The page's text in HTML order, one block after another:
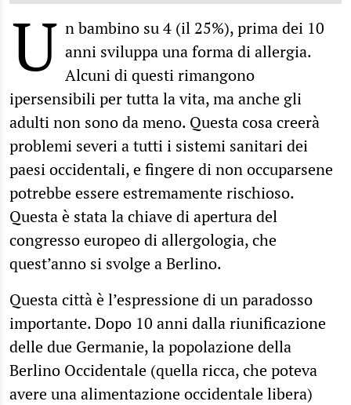
U n bambino su 4 (il 25%), prima dei 10
anni sviluppa una forma di allergia.
Alcuni di questi rimangono
ipersensibili per tutta la vita, ma anche gli
adulti non sono da meno. Questa cosa creerà
problemi severi a tutti i sistemi sanitari dei
paesi occidentali, e fingere di non occuparsene
potrebbe essere estremamente rischioso.
Questa è stata la chiave di apertura del
congresso europeo di allergologia, che
quest’anno si svolge a Berlino.
Questa città è l’espressione di un paradosso
importante. Dopo 10 anni dalla riunificazione
delle due Germanie, la popolazione della
Berlino Occidentale (quella ricca, che poteva
avere una alimentazione occidentale libera)